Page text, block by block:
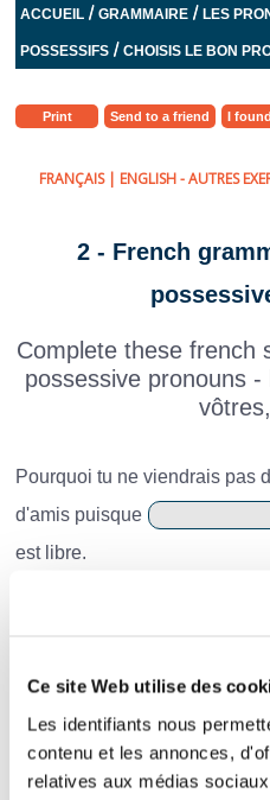
Ce site Web utilise des
Les identifiants nous
contenu et les annonces,
relatives aux médias
ACCUEIL /GRAMMAIRE /LES
POSSESSIFS /CHOISIS LE BON
Print Send to a friend I
FRANÇAIS| ENGLISH- AUTRES
2 - French
Complete these french
possessive pronouns
Pourquoi tu ne viendrais pas
d'amis puisque
est libre.
Mes parents habitent à la
Je trouve ta télévision
(ma